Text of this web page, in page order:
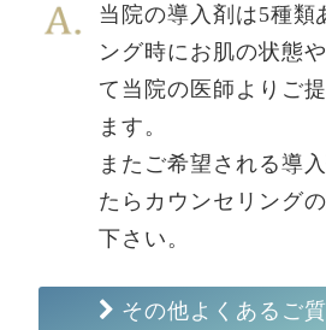
当院の導入剤は5種類
ング時にお肌の状態
て当院の医師よりご
ます。
またご希望される導
たらカウンセリング
下さい。
その他よくあるご